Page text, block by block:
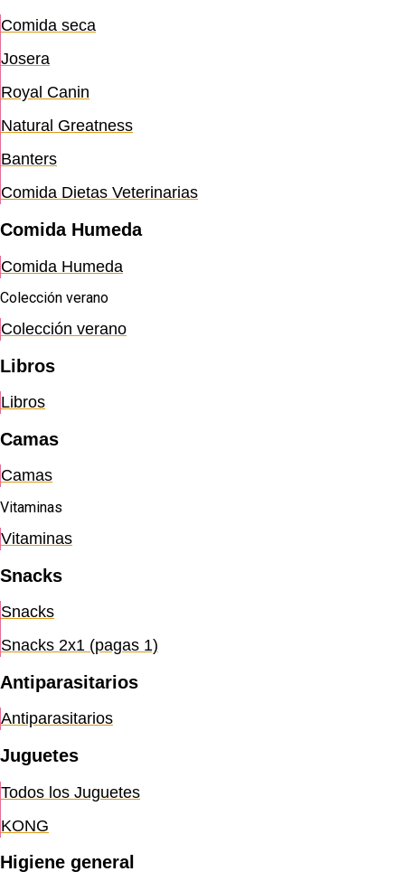
Comida seca
Josera
Royal Canin
Natural Greatness
Banters
Comida Dietas Veterinarias
Comida Humeda
Comida Humeda
Colección verano
Colección verano
Libros
Libros
Camas
Camas
Vitaminas
Vitaminas
Snacks
Snacks
Snacks 2x1 (pagas 1)
Antiparasitarios
Antiparasitarios
Juguetes
Todos los Juguetes
KONG
Higiene general